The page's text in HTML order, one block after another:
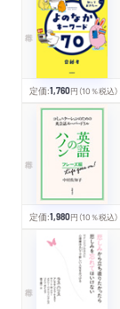
定価:1,760円 （10％税込）
定価:1,980円 （10％税込）